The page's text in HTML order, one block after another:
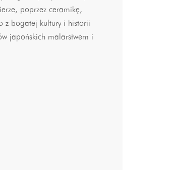
poprzez ceramikę,
z bogatej kultury i historii
japońskich malarstwem i